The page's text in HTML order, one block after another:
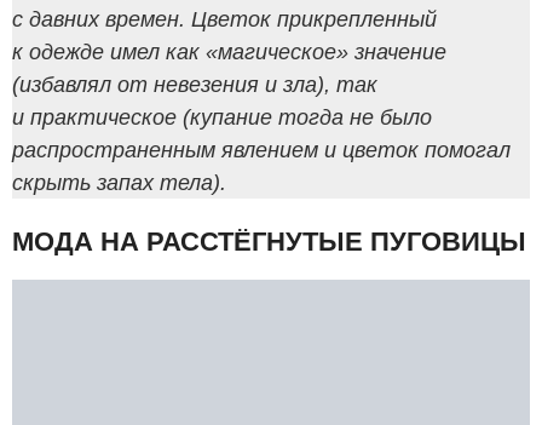
с давних времен. Цветок прикрепленный
к одежде имел как «магическое» значение
(избавлял от невезения и зла), так
и практическое (купание тогда не было
распространенным явлением и цветок помогал
скрыть запах тела).
МОДА НА РАССТЁГНУТЫЕ ПУГОВИЦЫ